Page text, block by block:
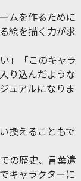
ムを作るために
絵を描く力が求
」「このキャラ
り込んだような
ュアルになりま
換えることもで
の歴史、言葉遣
キャラクターに